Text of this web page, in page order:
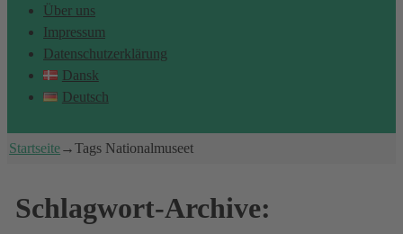
Über uns
Impressum
Datenschutzerklärung
Dansk
Deutsch
Startseite→Tags Nationalmuseet
Schlagwort-Archive: